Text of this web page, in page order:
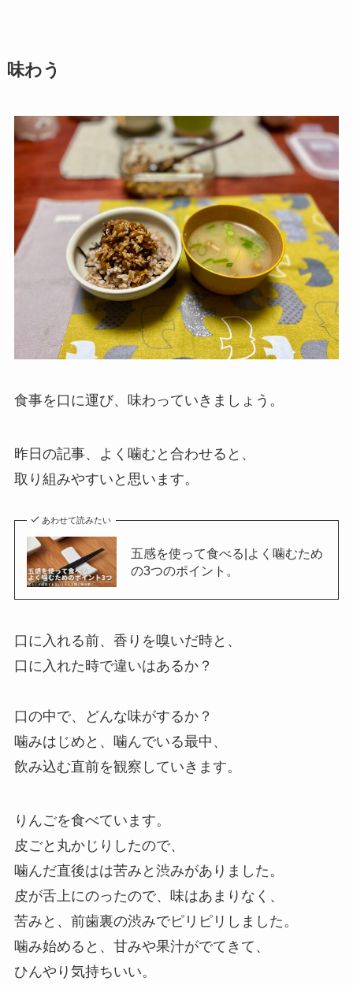
味わう
食事を口に運び、味わっていきましょう。
昨日の記事、よく噛むと合わせると、
取り組みやすいと思います。
あわせて読みたい
五感を使って食べる|よく噛むため
の3つのポイント。
口に入れる前、香りを嗅いだ時と、
口に入れた時で違いはあるか？
口の中で、どんな味がするか？
噛みはじめと、噛んでいる最中、
飲み込む直前を観察していきます。
りんごを食べています。
皮ごと丸かじりしたので、
噛んだ直後はは苦みと渋みがありました。
皮が舌上にのったので、味はあまりなく、
苦みと、前歯裏の渋みでピリピリしました。
噛み始めると、甘みや果汁がでてきて、
ひんやり気持ちいい。